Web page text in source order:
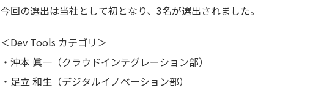
今回の選出は当社として初となり、3名が選出されました。
＜Dev Tools カテゴリ＞
・沖本 眞一（クラウドインテグレーション部）
・足立 和生（デジタルイノベーション部）